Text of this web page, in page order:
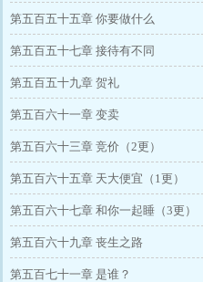
第五百五十五章 你要做什么
第五百五十七章 接待有不同
第五百五十九章 贺礼
第五百六十一章 变卖
第五百六十三章 竞价（2更）
第五百六十五章 天大便宜（1更）
第五百六十七章 和你一起睡（3更）
第五百六十九章 丧生之路
第五百七十一章 是谁？